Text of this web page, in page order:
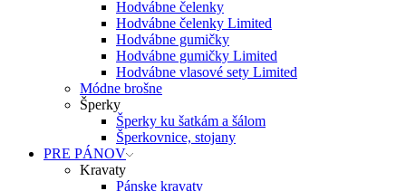
Hodvábne čelenky
Hodvábne čelenky Limited
Hodvábne gumičky
Hodvábne gumičky Limited
Hodvábne vlasové sety Limited
Módne brošne
Šperky
Šperky ku šatkám a šálom
Šperkovnice, stojany
PRE PÁNOV
Kravaty
Pánske kravaty